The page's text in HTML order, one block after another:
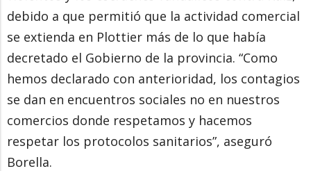
debido a que permitió que la actividad comercial
se extienda en Plottier más de lo que había
decretado el Gobierno de la provincia. “Como
hemos declarado con anterioridad, los contagios
se dan en encuentros sociales no en nuestros
comercios donde respetamos y hacemos
respetar los protocolos sanitarios”, aseguró
Borella.